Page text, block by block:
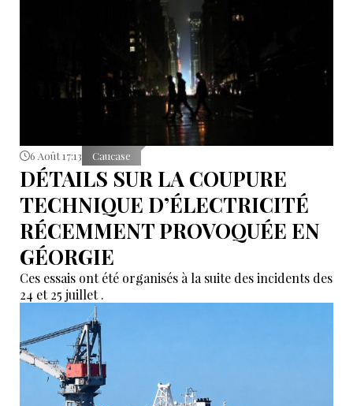
6 Août 17:13 Caucase
DÉTAILS SUR LA COUPURE
TECHNIQUE D’ÉLECTRICITÉ
RÉCEMMENT PROVOQUÉE EN
GÉORGIE
Ces essais ont été organisés à la suite des incidents des
24 et 25 juillet .